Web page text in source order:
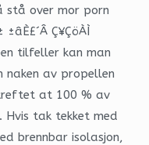
stå over mor porn
Ç¥ÇöÀÌ
tilfeller kan man
naken av propellen
at 100 % av
tak tekket med
brennbar isolasjon,